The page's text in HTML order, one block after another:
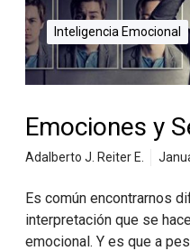
Inteligencia Emocional
Emociones y
Adalberto J. Reiter E.
Es común encontrarnos
interpretación que se
emocional. Y es que a